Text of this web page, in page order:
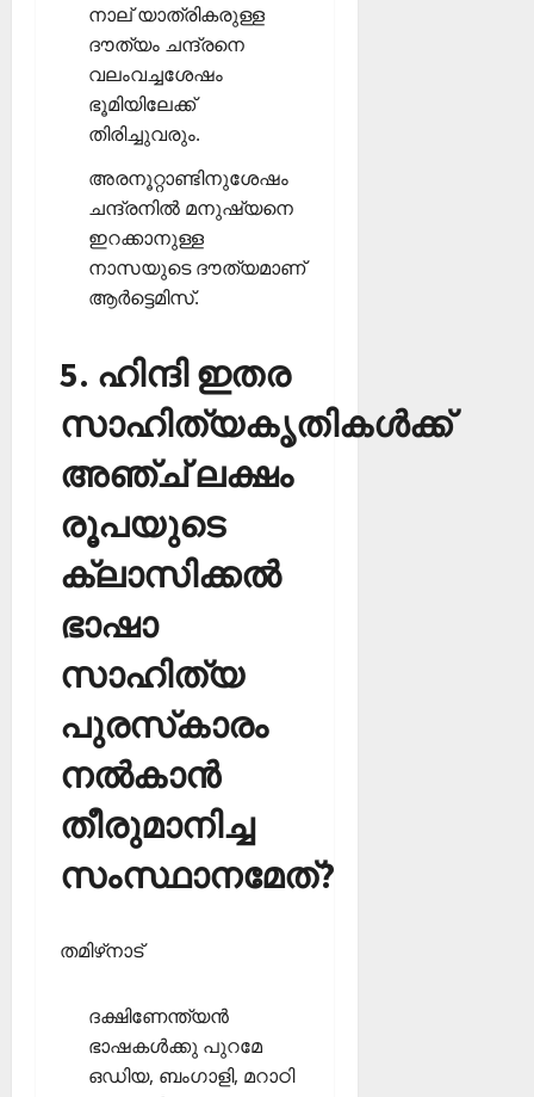
നാല് യാത്രികരുള്ള
ദൗത്യം ചന്ദ്രനെ
വലംവച്ചശേഷം
ഭൂമിയിലേക്ക്
തിരിച്ചുവരും.
അരനൂറ്റാണ്ടിനുശേഷം
ചന്ദ്രനില്‍ മനുഷ്യനെ
ഇറക്കാനുള്ള
നാസയുടെ ദൗത്യമാണ്
ആര്‍ട്ടെമിസ്.
5. ഹിന്ദി ഇതര
സാഹിത്യകൃതികള്‍ക്ക്
അഞ്ച് ലക്ഷം
രൂപയുടെ
ക്ലാസിക്കല്‍
ഭാഷാ
സാഹിത്യ
പുരസ്‌കാരം
നല്‍കാന്‍
തീരുമാനിച്ച
സംസ്ഥാനമേത്?
തമിഴ്‌നാട്
ദക്ഷിണേന്ത്യന്‍
ഭാഷകള്‍ക്കു പുറമേ
ഒഡിയ, ബംഗാളി, മറാഠി